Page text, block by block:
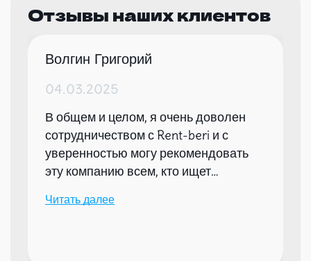
Отзывы наших клиентов
Волгин Григорий
04.03.2025
В общем и целом, я очень доволен
сотрудничеством с Rent-beri и с
уверенностью могу рекомендовать
эту компанию всем, кто ищет
мероприятий.
Читать далее